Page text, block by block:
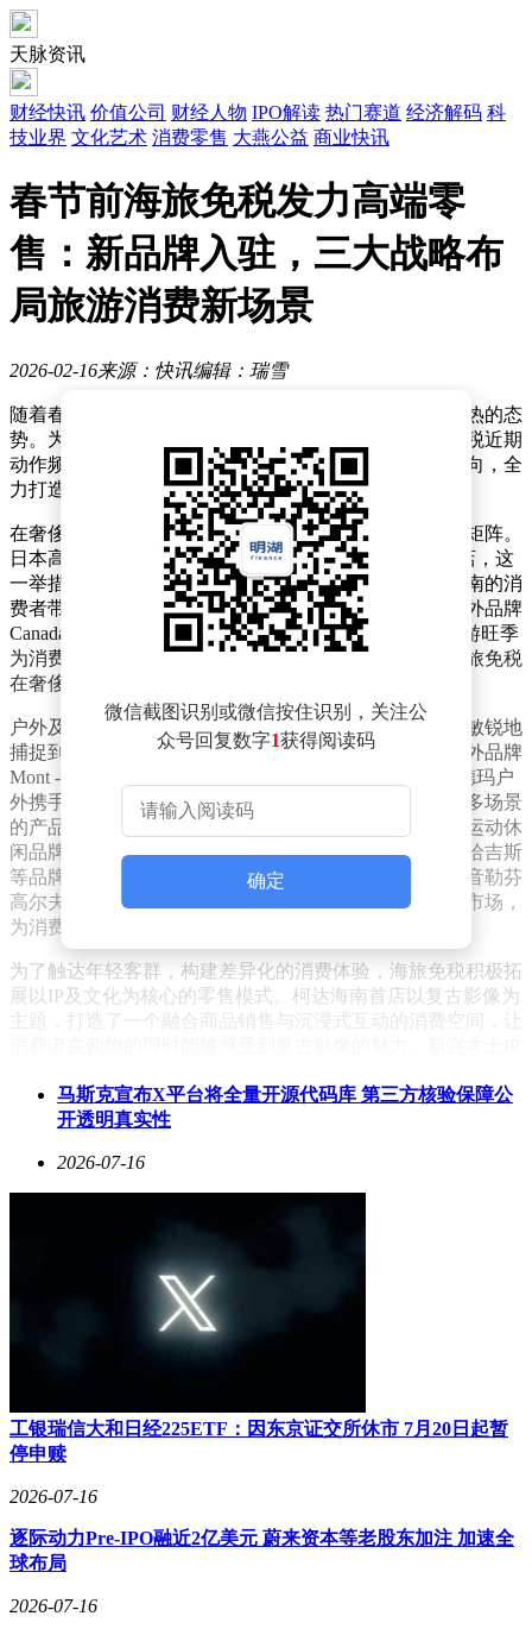
天脉资讯
财经快讯 价值公司 财经人物 IPO解读 热门赛道 经济解码 科
技业界 文化艺术 消费零售 大燕公益 商业快讯
春节前海旅免税发力高端零
售：新品牌入驻，三大战略布
局旅游消费新场景
2026-02-16来源：快讯编辑：瑞雪
随着春节脚步的临近，海南旅游消费市场呈现出愈发火热的态
势。为满足假日期间不断攀升的高端消费需求，海旅免税近期
动作频频，密集引入多个新品牌，并明确了三大战略方向，全
力打造综合性消费平台。
在奢侈品领域，海旅免税持续发力，不断强化奢侈品牌矩阵。
日本高端美妆品牌SUQQU在海南开设了首家免税精品店，这
一举措标志着该品牌正式进军中国旅游零售市场，为海南的消
费者带来了全新的美妆选择。与此同时，加拿大高端户外品牌
Canada Goose以快闪店的形式入驻海旅免税，在冬季旅游旺季
为消费者提供了丰富的高端外套产品，进一步提升了海旅免税
在奢侈品市场的竞争力。
户外及运动休闲零售是当下快速增长的赛道，海旅免税敏锐地
捕捉到这一趋势，积极完善品牌生态。新引入的日本户外品牌
Mont - Bell与哥伦比亚、迪桑特以及首次进入海南的安德玛户
外携手，构建了一个覆盖登山、水上运动、专业训练等多场景
的产品矩阵，满足了不同消费者对于户外运动的需求。运动休
闲品牌也进行了升级和扩建，阿迪达斯、斐乐、可隆、哈吉斯
等品牌强化了功能性与时尚感兼备的旅行穿搭供给，比音勒芬
高尔夫系列也同步入驻，精准切入高尔夫生活方式细分市场，
为消费者提供了更多元化的选择。
为了触达年轻客群，构建差异化的消费体验，海旅免税积极拓
展以IP及文化为核心的零售模式。柯达海南首店以复古影像为
主题，打造了一个融合商品销售与沉浸式互动的消费空间，让
了Z世代的消费偏好，满足了年轻消费者对于个性化、潮流化
的需求。同时，海旅免税还联动海南本地特色品牌，将本土文
消费者带来了独特的购物体验。
体验，海旅免税正致力于构建一个以旅客体验为核心、面向未
来的综合性消费平台，进一步巩固其在海南高端旅游零售行业
微信截图识别或微信按住识别，关注公
众号回复数字1获得阅读码
确定
马斯克宣布X平台将全量开源代码库 第三方核验保障公
开透明真实性
2026-07-16
工银瑞信大和日经225ETF：因东京证交所休市 7月20日起暂
停申赎
2026-07-16
逐际动力Pre-IPO融近2亿美元 蔚来资本等老股东加注 加速全
球布局
2026-07-16